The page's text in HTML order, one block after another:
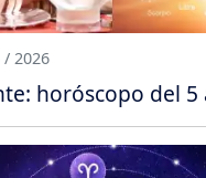
/ 2026
horóscopo del 5